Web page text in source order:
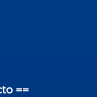
==